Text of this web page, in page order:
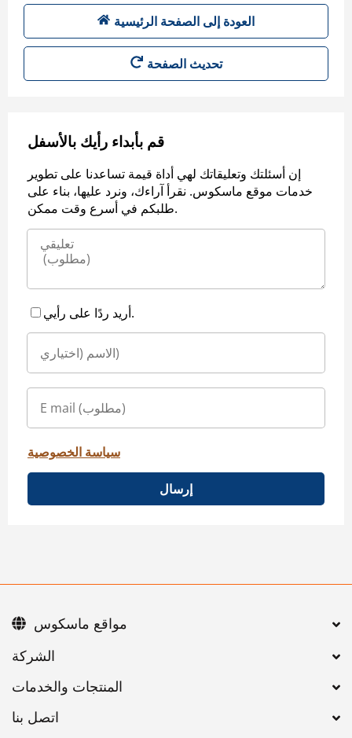
العودة إلى الصفحة الرئيسية
تحديث الصفحة
قم بأبداء رأيك بالأسفل
إن أسئلتك وتعليقاتك لهي أداة قيمة تساعدنا على تطوير
خدمات موقع ماسكوس. نقرأ آراءك، ونرد عليها، بناء على
طلبكم في أسرع وقت ممكن.
أريد ردًا على رأيي.
سياسة الخصوصية
إرسال
اتصل بنا
مواقع ماسكوس